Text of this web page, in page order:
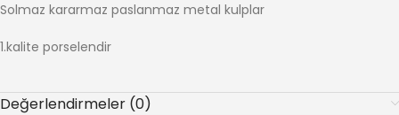
Solmaz kararmaz paslanmaz metal kulplar
1.kalite porselendir
Değerlendirmeler (0)